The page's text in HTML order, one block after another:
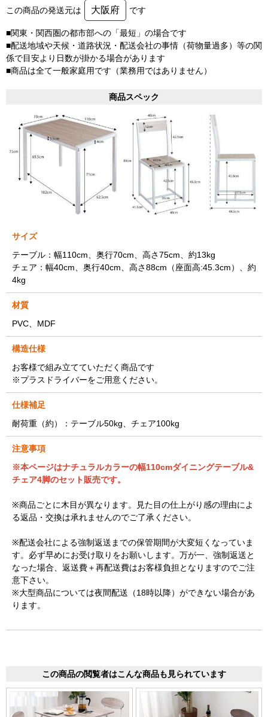
この商品の発送元は 大阪府 です
■関東・関西圏の都市部への「最短」の場合です
■配送地域や天候・道路状況・配送会社の事情（荷物量過多）等の関
係で目安より日数が掛かる場合があります
■商品は全て一般家庭用です（業務用ではありません）
商品スペック
サイズ
テーブル：幅110cm、奥行70cm、高さ75cm、約13kg
チェア：幅40cm、奥行40cm、高さ88cm（座面高:45.3cm）、約
4kg
材質
PVC、MDF
構造仕様
お客様で組み立てていただく商品です
※プラスドライバーをご用意ください。
仕様補足
耐荷重（約）：テーブル50kg、チェア100kg
注意事項
※本ページはナチュラルカラーの幅110cmダイニングテーブル&
チェア4脚のセット販売です。
※商品ごとに木目が異なります。見た目の仕上がり感の理由によ
る返品・交換は承れませんのでご了承ください。
※配送会社による強制返送までの保管期間が大変短くなっていま
す。必ず早めにお受け取りをお願いします。万が一、強制返送と
なった場合、返送費＋再配送費はお客様負担となりますのでご注
意下さい。
※大型商品については夜間配送（18時以降）ができない場合があ
ります。
この商品の閲覧者はこんな商品も見られています